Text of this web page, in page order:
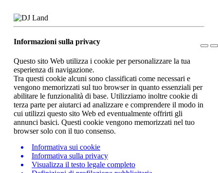
Informazioni sulla privacy
Questo sito Web utilizza i cookie per personalizzare la tua
esperienza di navigazione.
Tra questi cookie alcuni sono classificati come necessari e
vengono memorizzati sul tuo browser in quanto essenziali per
abilitare le funzionalità di base. Utilizziamo inoltre cookie di
terza parte per aiutarci ad analizzare e comprendere il modo in
cui utilizzi questo sito Web ed eventualmente offrirti gli
annunci basici. Questi cookie vengono memorizzati nel tuo
browser solo con il tuo consenso.
Informativa sui cookie
Informativa sulla privacy
Visualizza il testo legale completo